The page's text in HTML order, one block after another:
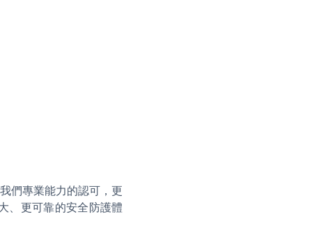
們專業能力的認可，更
、更可靠的安全防護體